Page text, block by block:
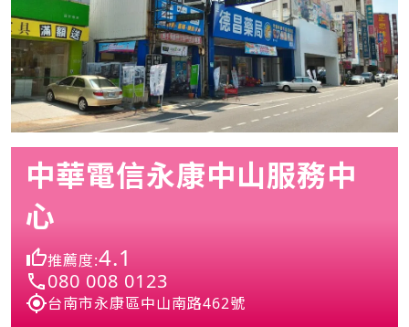
中華電信永康中山服務中
心
推薦度:4.1
080 008 0123
台南市永康區中山南路462號